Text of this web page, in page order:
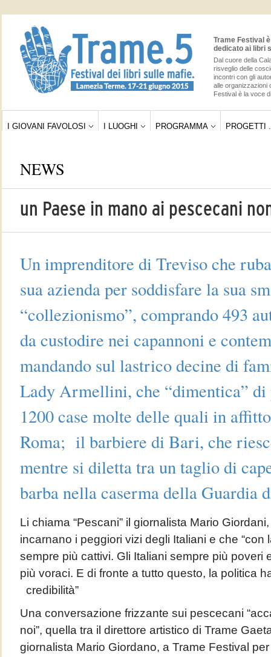
Trame Festival
dedicato ai libri
Dal cuore della
risveglio delle
incontri con gli
alle organizzazioni
Festival è la voce
I GIOVANI FAVOLOSI I LUOGHI PROGRAMMA PROGETTI .
NEWS
un Paese in mano ai pescecani
Un imprenditore di Treviso che
sua azienda per soddisfare la sua
“collezionismo”, comprando 493
da custodire nei capannoni e
mandando sul lastrico decine di
Lady Armellini, che “dimentica” di
1200 case molte delle quali in
Roma; il barbiere di Bari, che
mentre si diletta tra un taglio di
barba nella caserma della Guardia
Li chiama “Pescani” il giornalista Mario
incarnano i peggiori vizi degli Italiani e che “con
sempre più cattivi. Gli Italiani sempre più poveri
più voraci. E di fronte a tutto questo, la politica
credibilità”
Una conversazione frizzante sui pescecani
noi”, quella tra il direttore artistico di Trame
giornalista Mario Giordano, a Trame Festival